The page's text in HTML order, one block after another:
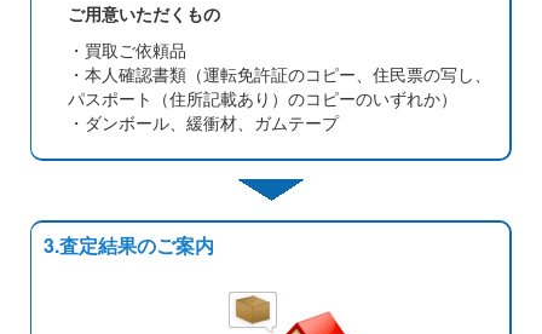
ご用意いただくもの
・買取ご依頼品
・本人確認書類（運転免許証のコピー、住民票の写し、
パスポート（住所記載あり）のコピーのいずれか）
・ダンボール、緩衝材、ガムテープ
3.査定結果のご案内